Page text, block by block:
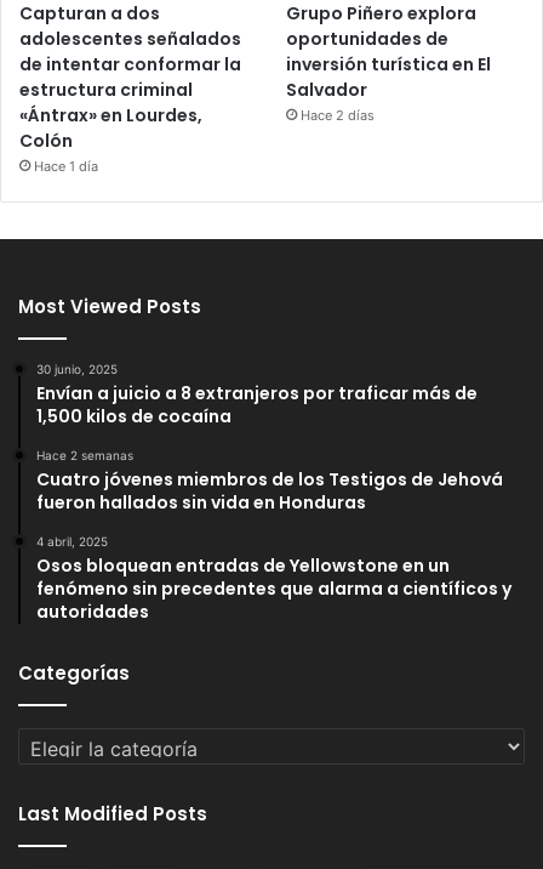
Capturan a dos
adolescentes señalados
de intentar conformar la
estructura criminal
«Ántrax» en Lourdes,
Colón
Hace 1 día
Grupo Piñero explora
oportunidades de
inversión turística en El
Salvador
Hace 2 días
Most Viewed Posts
30 junio, 2025
Envían a juicio a 8 extranjeros por traficar más de
1,500 kilos de cocaína
Hace 2 semanas
Cuatro jóvenes miembros de los Testigos de Jehová
fueron hallados sin vida en Honduras
4 abril, 2025
Osos bloquean entradas de Yellowstone en un
fenómeno sin precedentes que alarma a científicos y
autoridades
Categorías
Categorías
Last Modified Posts